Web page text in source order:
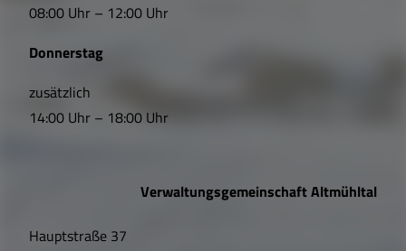
n
k
s
08:00 Uhr – 12:00 Uhr
Donnerstag
zusätzlich
14:00 Uhr – 18:00 Uhr
Verwaltungsgemeinschaft Altmühltal
Hauptstraße 37